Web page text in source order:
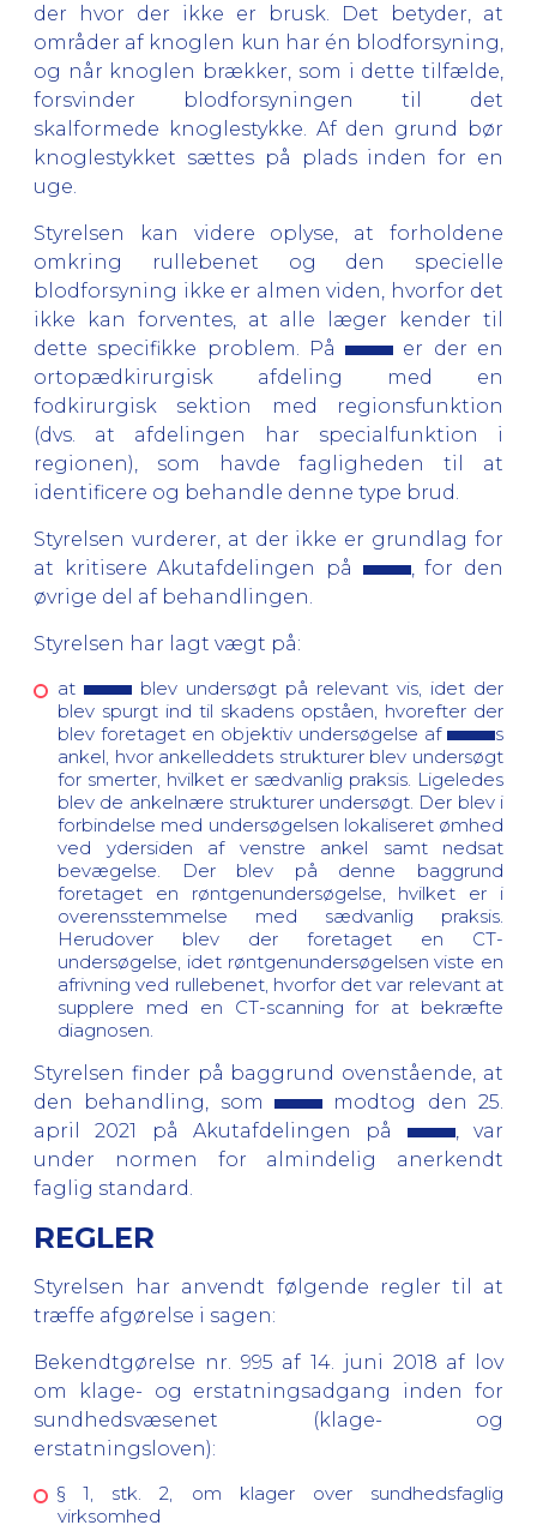
der hvor der ikke er brusk. Det betyder, at
områder af knoglen kun har én blodforsyning,
og når knoglen brækker, som i dette tilfælde,
forsvinder blodforsyningen til det
skalformede knoglestykke. Af den grund bør
knoglestykket sættes på plads inden for en
uge.
Styrelsen kan videre oplyse, at forholdene
omkring rullebenet og den specielle
blodforsyning ikke er almen viden, hvorfor det
ikke kan forventes, at alle læger kender til
dette specifikke problem. På
er der en
ortopædkirurgisk afdeling med en
fodkirurgisk sektion med regionsfunktion
(dvs. at afdelingen har specialfunktion i
regionen), som havde fagligheden til at
identificere og behandle denne type brud.
Styrelsen vurderer, at der ikke er grundlag for
at kritisere Akutafdelingen på
, for den
øvrige del af behandlingen.
Styrelsen har lagt vægt på:
at
blev undersøgt på relevant vis, idet der
blev spurgt ind til skadens opståen, hvorefter der
blev foretaget en objektiv undersøgelse af
s
ankel, hvor ankelleddets strukturer blev undersøgt
for smerter, hvilket er sædvanlig praksis. Ligeledes
blev de ankelnære strukturer undersøgt. Der blev i
forbindelse med undersøgelsen lokaliseret ømhed
ved ydersiden af venstre ankel samt nedsat
bevægelse. Der blev på denne baggrund
foretaget en røntgenundersøgelse, hvilket er i
overensstemmelse med sædvanlig praksis.
Herudover blev der foretaget en CT-
undersøgelse, idet røntgenundersøgelsen viste en
afrivning ved rullebenet, hvorfor det var relevant at
supplere med en CT-scanning for at bekræfte
diagnosen.
Styrelsen finder på baggrund ovenstående, at
den behandling, som
modtog den 25.
april 2021 på Akutafdelingen på
, var
under normen for almindelig anerkendt
faglig standard.
REGLER
Styrelsen har anvendt følgende regler til at
træffe afgørelse i sagen:
Bekendtgørelse nr. 995 af 14. juni 2018 af lov
om klage- og erstatningsadgang inden for
sundhedsvæsenet (klage- og
erstatningsloven):
§ 1, stk. 2, om klager over sundhedsfaglig
virksomhed